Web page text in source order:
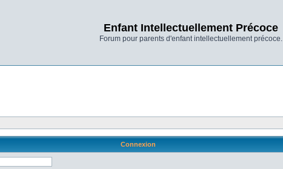
Enfant Intellectuellement Précoce
Forum pour parents d'enfant intellectuellement précoce.
Connexion